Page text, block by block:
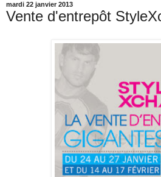
mardi 22 janvier 2013
Vente d'entrepôt